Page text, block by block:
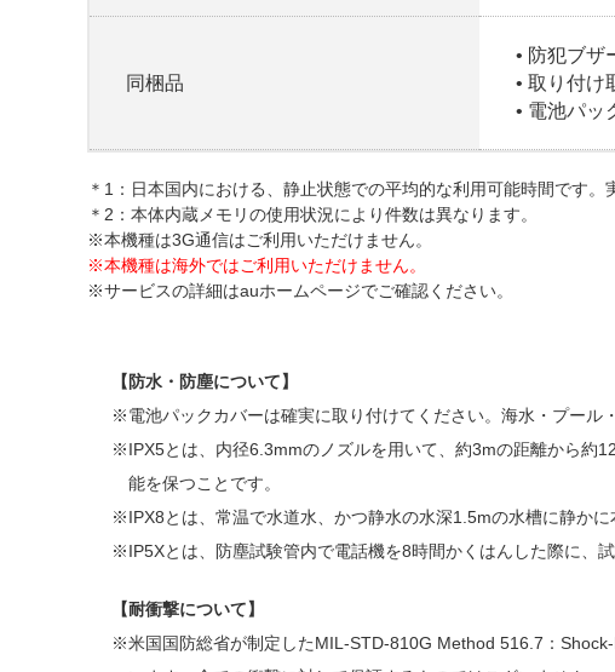
同梱品
• 防犯ブザ
• 取り付け
• 電池パッ
1：日本国内における、静止状態での平均的な利用可能時間です
2：本体内蔵メモリの使用状況により件数は異なります。
本機種は3G通信はご利用いただけません。
本機種は海外ではご利用いただけません。
サービスの詳細はauホームページでご確認ください。
【防水・防塵について】
電池パックカバーは確実に取り付けてください。海水・プール
IPX5とは、内径6.3mmのノズルを用いて、約3mの距離から約
能を保つことです。
IPX8とは、常温で水道水、かつ静水の水深1.5mの水槽に静か
IP5Xとは、防塵試験管内で電話機を8時間かくはんした際に、
【耐衝撃について】
米国国防総省が制定したMIL-STD-810G Method 516.7：